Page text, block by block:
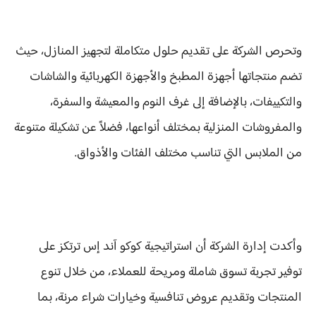
وتحرص الشركة على تقديم حلول متكاملة لتجهيز المنازل، حيث
تضم منتجاتها أجهزة المطبخ والأجهزة الكهربائية والشاشات
والتكييفات، بالإضافة إلى غرف النوم والمعيشة والسفرة،
والمفروشات المنزلية بمختلف أنواعها، فضلاً عن تشكيلة متنوعة
من الملابس التي تناسب مختلف الفئات والأذواق.
وأكدت إدارة الشركة أن استراتيجية كوكو آند إس ترتكز على
توفير تجربة تسوق شاملة ومريحة للعملاء، من خلال تنوع
المنتجات وتقديم عروض تنافسية وخيارات شراء مرنة، بما